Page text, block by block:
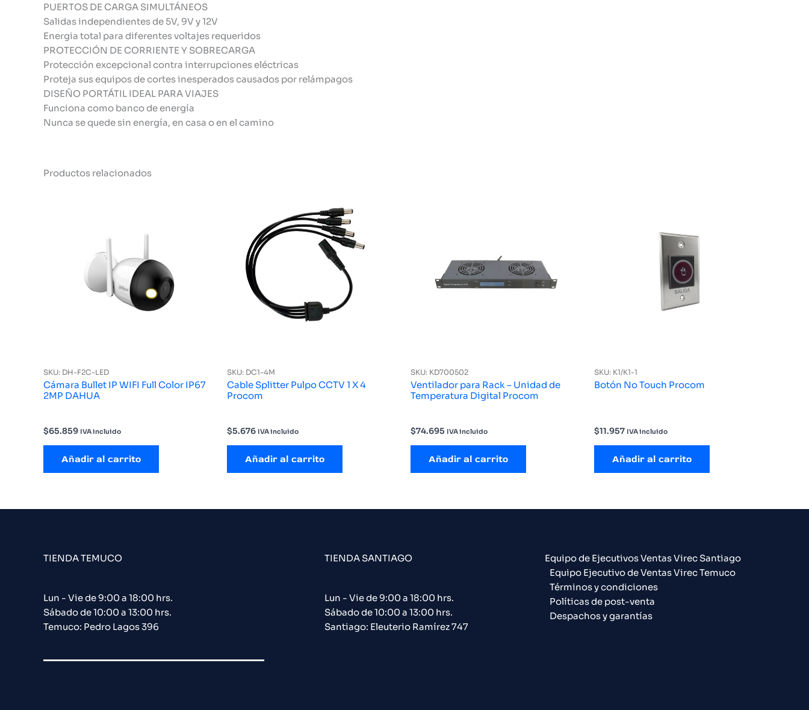
PUERTOS DE CARGA SIMULTÁNEOS
Salidas independientes de 5V, 9V y 12V
Energia total para diferentes voltajes requeridos
PROTECCIÓN DE CORRIENTE Y SOBRECARGA
Protección excepcional contra interrupciones eléctricas
Proteja sus equipos de cortes inesperados causados por relámpagos
DISEÑO PORTÁTIL IDEAL PARA VIAJES
Funciona como banco de energía
Nunca se quede sin energía, en casa o en el camino
Productos relacionados
SKU: DH-F2C-LED
Cámara Bullet IP WIFI Full Color IP67
2MP DAHUA
$65.859 IVA incluido
Añadir al carrito
SKU: DC1-4M
Cable Splitter Pulpo CCTV 1 X 4
Procom
$5.676 IVA incluido
Añadir al carrito
SKU: KD700502
Ventilador para Rack – Unidad de
Temperatura Digital Procom
$74.695 IVA incluido
Añadir al carrito
SKU: K1/K1-1
Botón No Touch Procom
$11.957 IVA incluido
Añadir al carrito
TIENDA TEMUCO
Lun - Vie de 9:00 a 18:00 hrs.
Sábado de 10:00 a 13:00 hrs.
Temuco: Pedro Lagos 396
TIENDA SANTIAGO
Lun - Vie de 9:00 a 18:00 hrs.
Sábado de 10:00 a 13:00 hrs.
Santiago: Eleuterio Ramírez 747​
Equipo de Ejecutivos Ventas Virec Santiago
Equipo Ejecutivo de Ventas Virec Temuco
Términos y condiciones
Políticas de post-venta
Despachos y garantías